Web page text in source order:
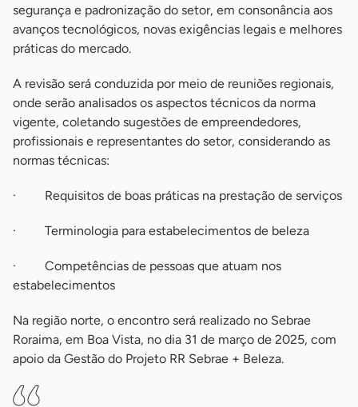
segurança e padronização do setor, em consonância aos
avanços tecnológicos, novas exigências legais e melhores
práticas do mercado.
A revisão será conduzida por meio de reuniões regionais,
onde serão analisados os aspectos técnicos da norma
vigente, coletando sugestões de empreendedores,
profissionais e representantes do setor, considerando as
normas técnicas:
· Requisitos de boas práticas na prestação de serviços
· Terminologia para estabelecimentos de beleza
· Competências de pessoas que atuam nos
estabelecimentos
Na região norte, o encontro será realizado no Sebrae
Roraima, em Boa Vista, no dia 31 de março de 2025, com
apoio da Gestão do Projeto RR Sebrae + Beleza.